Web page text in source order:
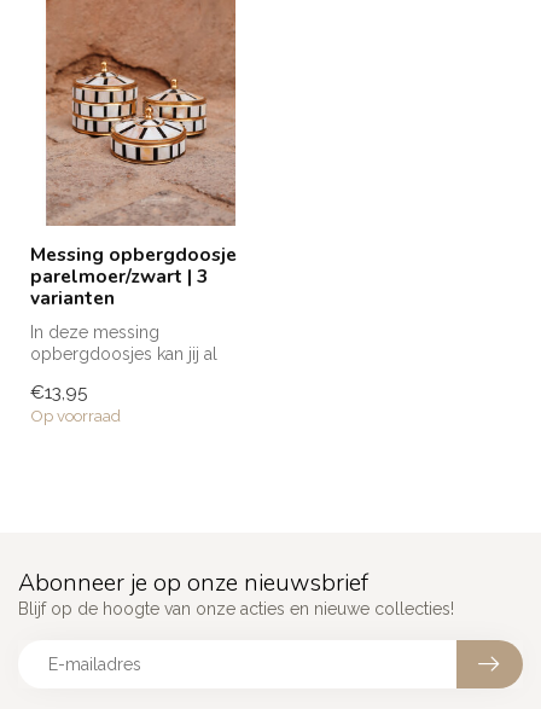
Messing opbergdoosje
parelmoer/zwart | 3
varianten
In deze messing
opbergdoosjes kan jij al
treasures in bewar...
€13,95
Op voorraad
Abonneer je op onze nieuwsbrief
Blijf op de hoogte van onze acties en nieuwe collecties!